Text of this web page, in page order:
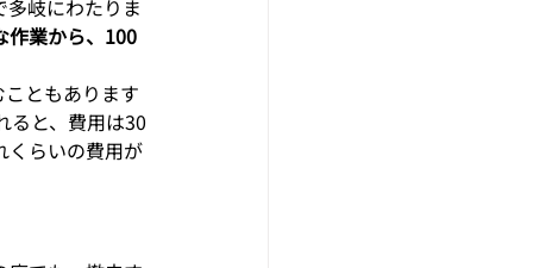
岐にわたりま
作業から、100
ともあります
ると、費用は30
くらいの費用が